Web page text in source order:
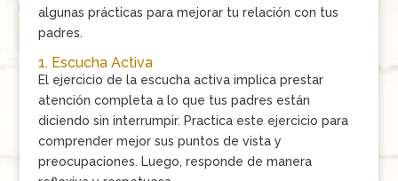
algunas prácticas para mejorar tu relación con tus
padres.
1. Escucha Activa
El ejercicio de la escucha activa implica prestar
atención completa a lo que tus padres están
diciendo sin interrumpir. Practica este ejercicio para
comprender mejor sus puntos de vista y
preocupaciones. Luego, responde de manera